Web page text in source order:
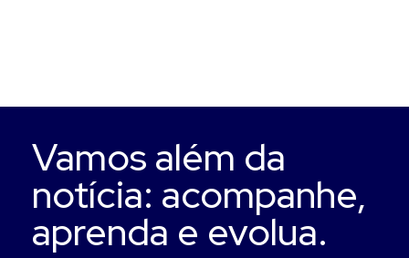
Vamos além da
notícia: acompanhe,
aprenda e evolua.